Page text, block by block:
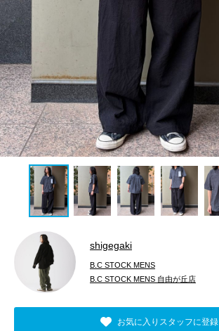
shigegaki
B.C STOCK MENS
B.C STOCK MENS 自由が丘店
お気に入りスタッフに登録